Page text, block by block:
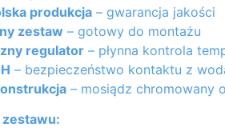
produkcja – gwarancja jakości
zestaw – gotowy do montażu
regulator – płynna kontrola
– bezpieczeństwo kontaktu z
– mosiądz chromowany